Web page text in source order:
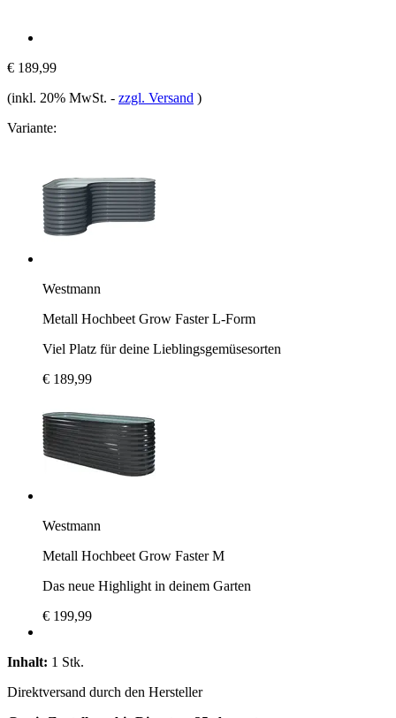
€ 189,99
(inkl. 20% MwSt. - zzgl. Versand )
Variante:
Westmann
Metall Hochbeet Grow Faster L-Form
Viel Platz für deine Lieblingsgemüsesorten
€ 189,99
Westmann
Metall Hochbeet Grow Faster M
Das neue Highlight in deinem Garten
€ 199,99
Inhalt: 1 Stk.
Direktversand durch den Hersteller